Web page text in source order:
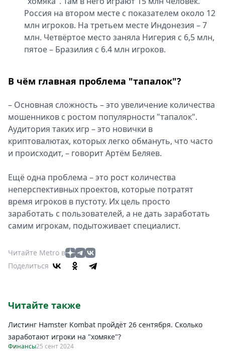
Россия на втором месте с показателем около 12
млн игроков. На третьем месте Индонезия – 7
млн. Четвёртое место заняла Нигерия с 6,5 млн,
пятое – Бразилия с 6.4 млн игроков.
В чём главная проблема "тапалок"?
– Основная сложность – это увеличение количества
мошенников с ростом популярности "тапалок".
Аудитория таких игр – это новички в
криптовалютах, которых легко обмануть, что часто
и происходит, – говорит Артём Беляев.
Ещё одна проблема – это рост количества
неперспективных проектов, которые потратят
время игроков в пустоту. Их цель просто
заработать с пользователей, а не дать заработать
самим игрокам, подытоживает специалист.
Читайте Metro в
Поделиться
Читайте также
Листинг Hamster Kombat пройдёт 26 сентября. Сколько
заработают игроки на "хомяке"?
Финансы25 сент 2024